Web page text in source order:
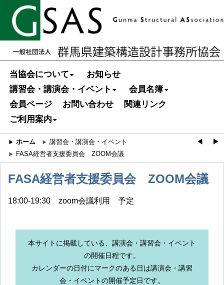
当協会について
お知らせ
講習会・講演会・イベント
会員名簿
会員ページ
お問い合わせ
関連リンク
ご利用案内
ホーム
講習会・講演会・イベント
FASA経営者支援委員会 ZOOM会議
◀︎ ▶︎
FASA経営者支援委員会 ZOOM会議
18:00-19:30 zoom会議利用 予定
本サイトに掲載している、講演会・講習会・イベント
の開催日程です。
カレンダーの日付にマークのある日は講演会・講習
会・イベントの開催予定日です。